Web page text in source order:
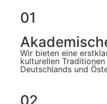
01
Wir bieten eine
kulturellen
Deutschlands und
02